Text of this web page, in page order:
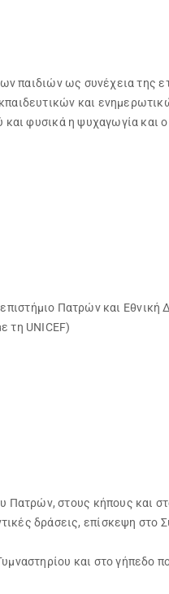
παιδιών ως συνέχεια
και
φυσικά η ψυχαγωγία και
Πατρών και Εθνική
τη UNICEF)
Πατρών, στους κήπους και
δράσεις, επίσκεψη στο
και στο γήπεδο